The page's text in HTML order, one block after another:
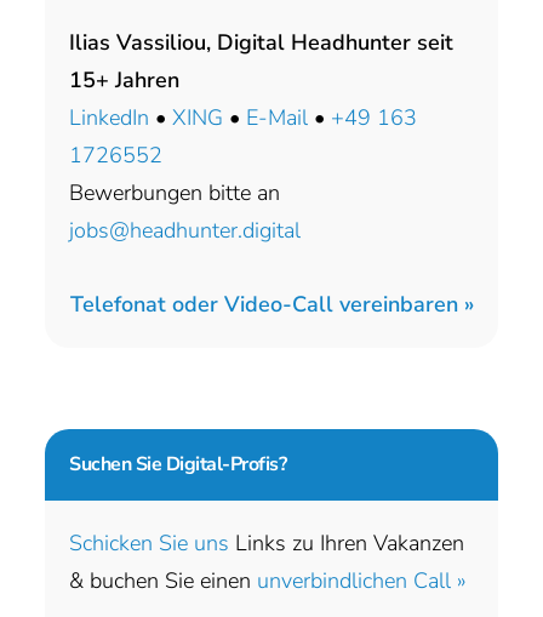
Ilias Vassiliou, Digital Headhunter seit
15+ Jahren
LinkedIn •XING • E-Mail • +49 163
1726552
Bewerbungen bitte an
jobs@headhunter.digital
Telefonat oder Video-Call vereinbaren »
Suchen Sie Digital-Profis?
Schicken Sie uns Links zu Ihren Vakanzen
& buchen Sie einen unverbindlichen Call »